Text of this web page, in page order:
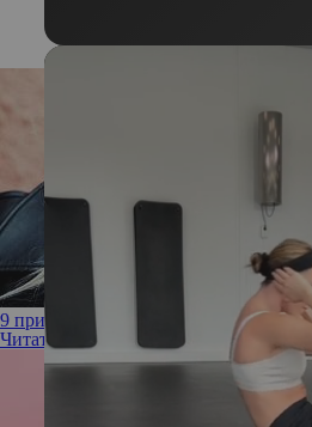
9 причин, почему вы не можете
Читать полностью